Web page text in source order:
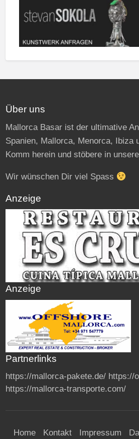
Über uns
Mallorca Basar ist der ultimative
Spanien, Mallorca, Menorca, Ibiza
Komm herein und stöbere in
Wir wünschen Dir viel Spass
Anzeige
Anzeige
Partnerlinks
https://mallorca-pakete.de/ https://
https://mallorca-transporte.com/
Home Kontakt Impressum